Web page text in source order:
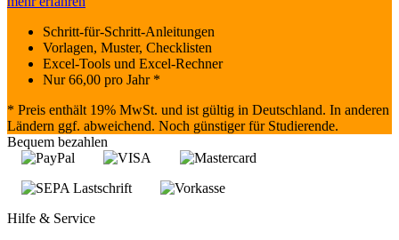
Schritt-für-Schritt-Anleitungen
Vorlagen, Muster, Checklisten
Excel-Tools und Excel-Rechner
Nur66,00 pro Jahr *
* Preis enthält 19% MwSt. und ist gültig in Deutschland. In anderen
Ländern ggf. abweichend. Noch günstiger für Studierende.
Bequem bezahlen
Hilfe & Service